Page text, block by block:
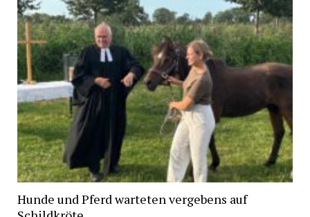
Hunde und Pferd warteten vergebens auf